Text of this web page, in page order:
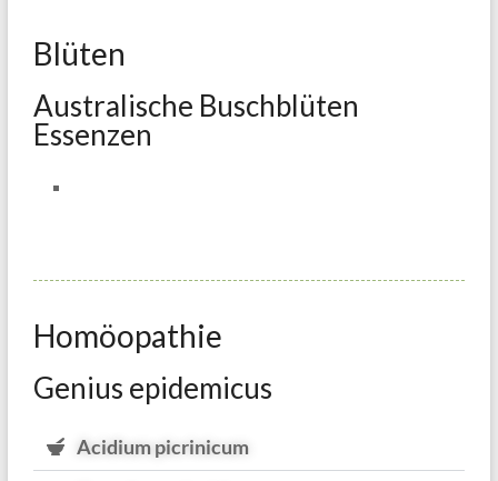
Blüten
Australische Buschblüten
Essenzen
Homöopathie
Genius epidemicus
Acidium picrinicum